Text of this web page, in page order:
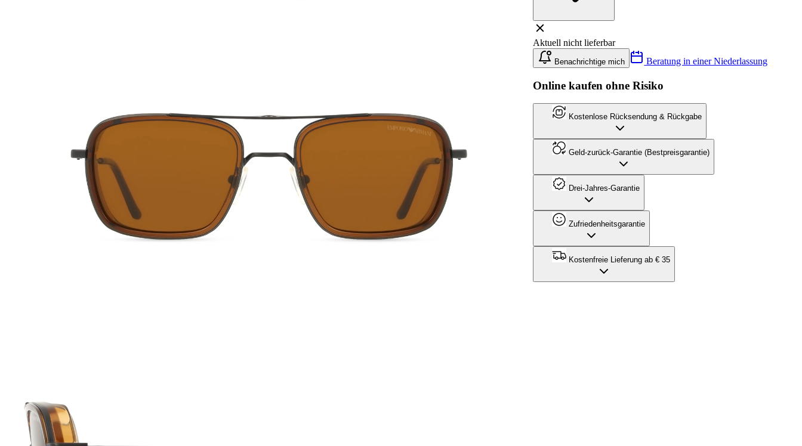
Aktuell nicht lieferbar
Benachrichtige mich Beratung in einer Niederlassung
Online kaufen ohne Risiko
Kostenlose Rücksendung & Rückgabe
Geld-zurück-Garantie (Bestpreisgarantie)
Drei-Jahres-Garantie
Zufriedenheitsgarantie
Kostenfreie Lieferung ab € 35